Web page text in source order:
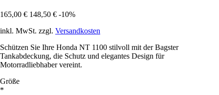
165,00 € 148,50 € -10%
inkl. MwSt. zzgl. Versandkosten
Schützen Sie Ihre Honda NT 1100 stilvoll mit der Bagster
Tankabdeckung, die Schutz und elegantes Design für
Motorradliebhaber vereint.
Größe
*